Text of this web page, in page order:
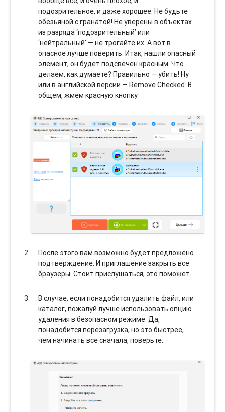
подозрительное, и даже хорошее. Не будьте
обезьяной с гранатой! Не уверены в объектах
из разряда ‘подозрительный’ или
‘нейтральный’ — не трогайте их. А вот в
опасное лучше поверить. Итак, нашли опасный
элемент, он будет подсвечен красным. Что
делаем, как думаете? Правильно — убить! Ну
или в английской версии — Remove Checked. В
общем, жмем красную кнопку.
После этого вам возможно будет предложено
подтверждение. И приглашение закрыть все
браузеры. Стоит прислушаться, это поможет.
В случае, если понадобится удалить файл, или
каталог, пожалуй лучше использовать опцию
удаления в безопасном режиме. Да,
понадобится перезагрузка, но это быстрее,
чем начинать все сначала, поверьте.